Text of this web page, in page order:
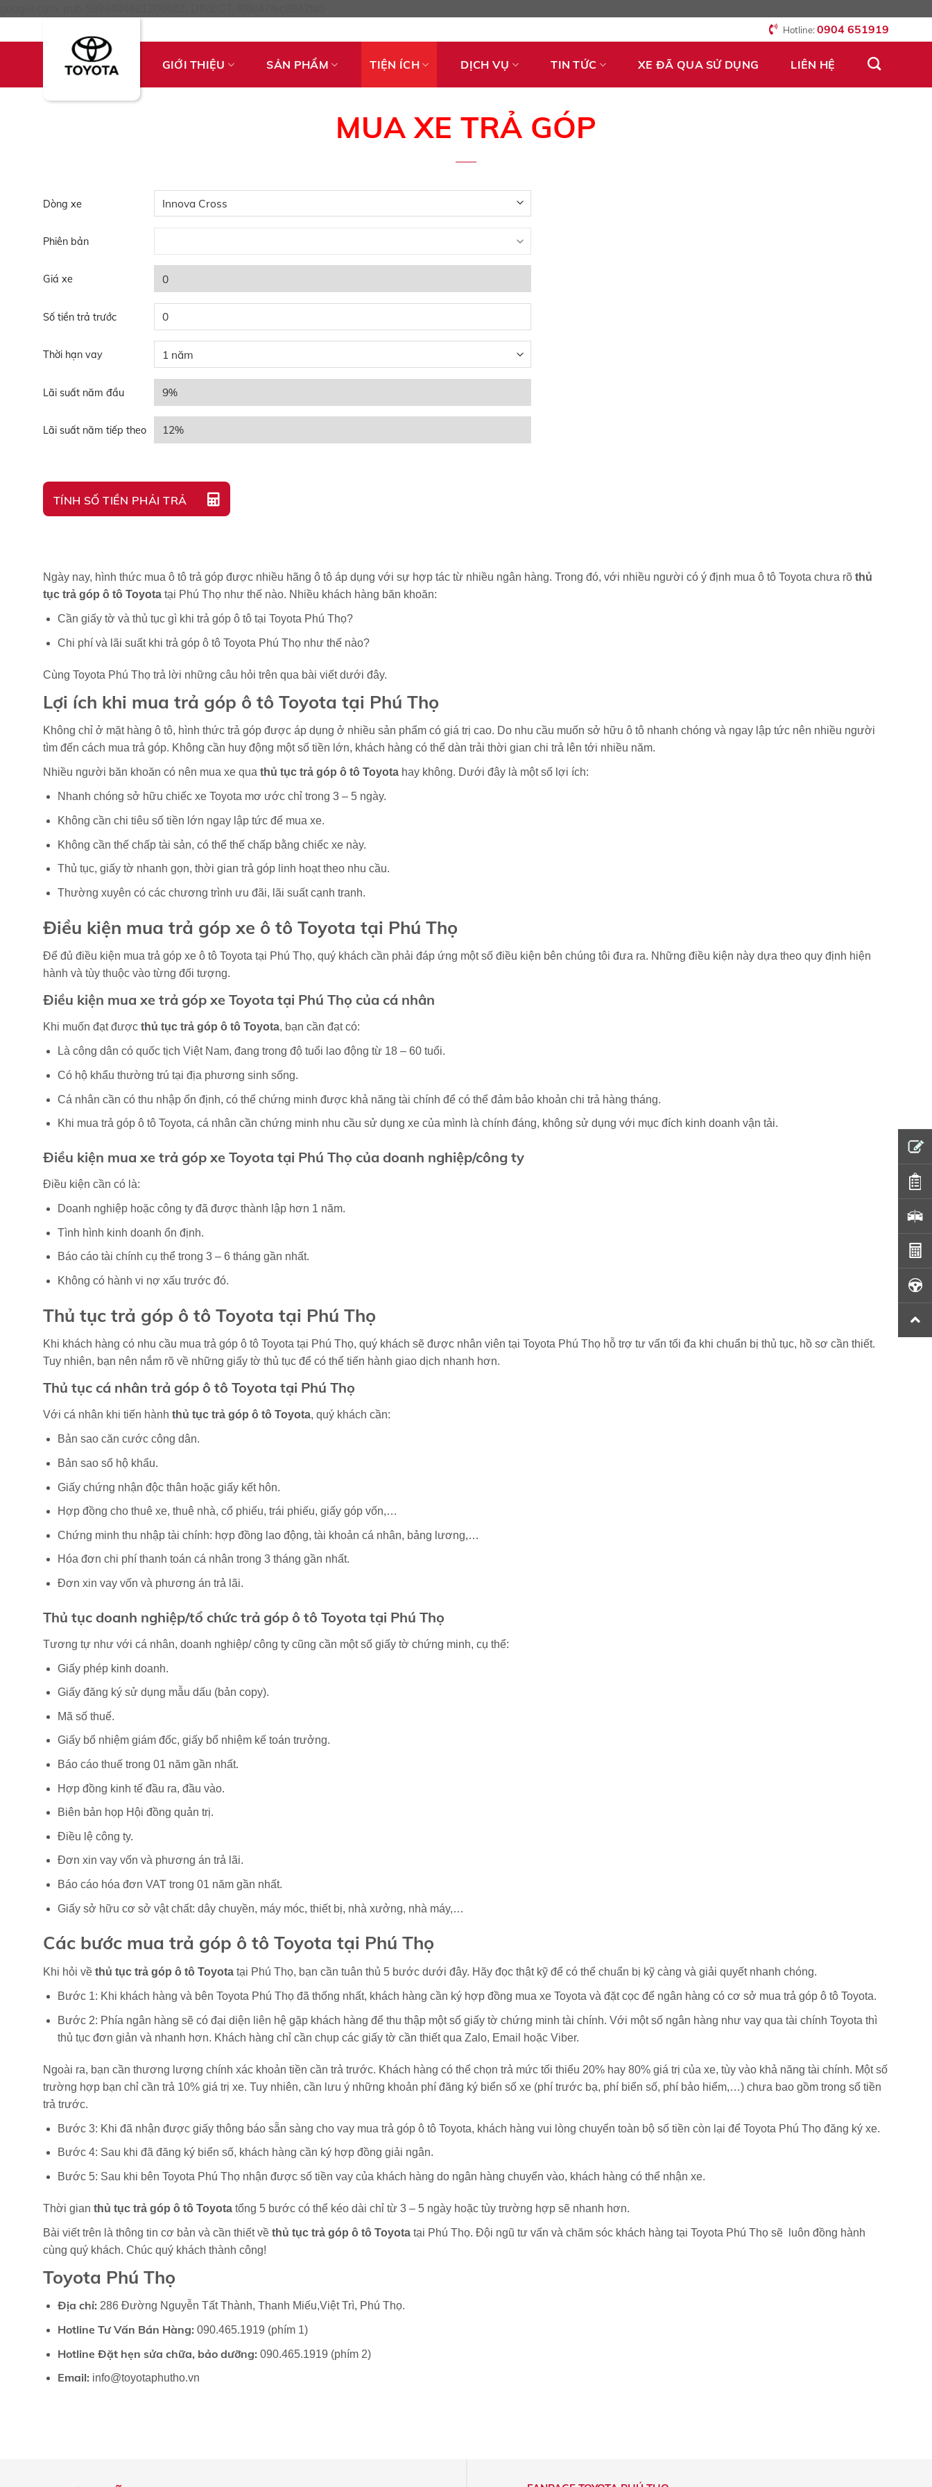
content
Hotline:0904 651919
GIỚI THIỆU SẢN PHẨM TIỆN ÍCH DỊCH VỤ TIN TỨC XE ĐÃ QUA SỬ DỤNG LIÊN HỆ
MUA XE TRẢ GÓP
Dòng xe
Phiên bản
Giá xe
Số tiền trả trước
Thời hạn vay
Lãi suất năm đầu
Lãi suất năm tiếp theo
Ngày nay, hình thức mua ô tô trả góp được nhiều hãng ô tô áp dụng với sự hợp tác từ nhiều ngân hàng. Trong đó, với nhiều người có ý định mua ô tô Toyota chưa rõ thủ
tục trả góp ô tô Toyota tại Phú Thọ như thế nào. Nhiều khách hàng băn khoăn:
Cần giấy tờ và thủ tục gì khi trả góp ô tô tại Toyota Phú Thọ?
Chi phí và lãi suất khi trả góp ô tô Toyota Phú Thọ như thế nào?
Cùng Toyota Phú Thọ trả lời những câu hỏi trên qua bài viết dưới đây.
Lợi ích khi mua trả góp ô tô Toyota tại Phú Thọ
Không chỉ ở mặt hàng ô tô, hình thức trả góp được áp dụng ở nhiều sản phẩm có giá trị cao. Do nhu cầu muốn sở hữu ô tô nhanh chóng và ngay lập tức nên nhiều người
tìm đến cách mua trả góp. Không cần huy động một số tiền lớn, khách hàng có thể dàn trải thời gian chi trả lên tới nhiều năm.
Nhiều người băn khoăn có nên mua xe qua thủ tục trả góp ô tô Toyota hay không. Dưới đây là một số lợi ích:
Nhanh chóng sở hữu chiếc xe Toyota mơ ước chỉ trong 3 – 5 ngày.
Không cần chi tiêu số tiền lớn ngay lập tức để mua xe.
Không cần thế chấp tài sản, có thể thế chấp bằng chiếc xe này.
Thủ tục, giấy tờ nhanh gọn, thời gian trả góp linh hoạt theo nhu cầu.
Thường xuyên có các chương trình ưu đãi, lãi suất cạnh tranh.
Điều kiện mua trả góp xe ô tô Toyota tại Phú Thọ
Để đủ điều kiện mua trả góp xe ô tô Toyota tại Phú Thọ, quý khách cần phải đáp ứng một số điều kiện bên chúng tôi đưa ra. Những điều kiện này dựa theo quy định hiện
hành và tùy thuộc vào từng đối tượng.
Điều kiện mua xe trả góp xe Toyota tại Phú Thọ của cá nhân
Khi muốn đạt được thủ tục trả góp ô tô Toyota, bạn cần đạt có:
Là công dân có quốc tịch Việt Nam, đang trong độ tuổi lao động từ 18 – 60 tuổi.
Có hộ khẩu thường trú tại địa phương sinh sống.
Cá nhân cần có thu nhập ổn định, có thể chứng minh được khả năng tài chính để có thể đảm bảo khoản chi trả hàng tháng.
Khi mua trả góp ô tô Toyota, cá nhân cần chứng minh nhu cầu sử dụng xe của mình là chính đáng, không sử dụng với mục đích kinh doanh vận tải.
Điều kiện mua xe trả góp xe Toyota tại Phú Thọ của doanh nghiệp/công ty
Điều kiện cần có là:
Doanh nghiệp hoặc công ty đã được thành lập hơn 1 năm.
Tình hình kinh doanh ổn định.
Báo cáo tài chính cụ thể trong 3 – 6 tháng gần nhất.
Không có hành vi nợ xấu trước đó.
Thủ tục trả góp ô tô Toyota tại Phú Thọ
Khi khách hàng có nhu cầu mua trả góp ô tô Toyota tại Phú Thọ, quý khách sẽ được nhân viên tại Toyota Phú Thọ hỗ trợ tư vấn tối đa khi chuẩn bị thủ tục, hồ sơ cần thiết.
Tuy nhiên, bạn nên nắm rõ về những giấy tờ thủ tục để có thể tiến hành giao dịch nhanh hơn.
Thủ tục cá nhân trả góp ô tô Toyota tại Phú Thọ
Với cá nhân khi tiến hành thủ tục trả góp ô tô Toyota, quý khách cần:
Bản sao căn cước công dân.
Bản sao sổ hộ khẩu.
Giấy chứng nhận độc thân hoặc giấy kết hôn.
Hợp đồng cho thuê xe, thuê nhà, cổ phiếu, trái phiếu, giấy góp vốn,…
Chứng minh thu nhập tài chính: hợp đồng lao động, tài khoản cá nhân, bảng lương,…
Hóa đơn chi phí thanh toán cá nhân trong 3 tháng gần nhất.
Đơn xin vay vốn và phương án trả lãi.
Thủ tục doanh nghiệp/tổ chức trả góp ô tô Toyota tại Phú Thọ
Tương tự như với cá nhân, doanh nghiệp/ công ty cũng cần một số giấy tờ chứng minh, cụ thể:
Giấy phép kinh doanh.
Giấy đăng ký sử dụng mẫu dấu (bản copy).
Mã số thuế.
Giấy bổ nhiệm giám đốc, giấy bổ nhiệm kế toán trưởng.
Báo cáo thuế trong 01 năm gần nhất.
Hợp đồng kinh tế đầu ra, đầu vào.
Biên bản họp Hội đồng quản trị.
Điều lệ công ty.
Đơn xin vay vốn và phương án trả lãi.
Báo cáo hóa đơn VAT trong 01 năm gần nhất.
Giấy sở hữu cơ sở vật chất: dây chuyền, máy móc, thiết bị, nhà xưởng, nhà máy,…
Các bước mua trả góp ô tô Toyota tại Phú Thọ
Khi hỏi về thủ tục trả góp ô tô Toyota tại Phú Thọ, bạn cần tuân thủ 5 bước dưới đây. Hãy đọc thật kỹ để có thể chuẩn bị kỹ càng và giải quyết nhanh chóng.
Bước 1: Khi khách hàng và bên Toyota Phú Thọ đã thống nhất, khách hàng cần ký hợp đồng mua xe Toyota và đặt cọc để ngân hàng có cơ sở mua trả góp ô tô Toyota.
Bước 2: Phía ngân hàng sẽ có đại diện liên hệ gặp khách hàng để thu thập một số giấy tờ chứng minh tài chính. Với một số ngân hàng như vay qua tài chính Toyota thì
thủ tục đơn giản và nhanh hơn. Khách hàng chỉ cần chụp các giấy tờ cần thiết qua Zalo, Email hoặc Viber.
Ngoài ra, bạn cần thương lượng chính xác khoản tiền cần trả trước. Khách hàng có thể chọn trả mức tối thiểu 20% hay 80% giá trị của xe, tùy vào khả năng tài chính. Một số
trường hợp bạn chỉ cần trả 10% giá trị xe. Tuy nhiên, cần lưu ý những khoản phí đăng ký biển số xe (phí trước bạ, phí biển số, phí bảo hiểm,…) chưa bao gồm trong số tiền
trả trước.
Bước 3: Khi đã nhận được giấy thông báo sẵn sàng cho vay mua trả góp ô tô Toyota, khách hàng vui lòng chuyển toàn bộ số tiền còn lại để Toyota Phú Thọ đăng ký xe.
Bước 4: Sau khi đã đăng ký biển số, khách hàng cần ký hợp đồng giải ngân.
Bước 5: Sau khi bên Toyota Phú Thọ nhận được số tiền vay của khách hàng do ngân hàng chuyển vào, khách hàng có thể nhận xe.
Thời gian thủ tục trả góp ô tô Toyota tổng 5 bước có thể kéo dài chỉ từ 3 – 5 ngày hoặc tùy trường hợp sẽ nhanh hơn.
Bài viết trên là thông tin cơ bản và cần thiết về thủ tục trả góp ô tô Toyota tại Phú Thọ. Đội ngũ tư vấn và chăm sóc khách hàng tại Toyota Phú Thọ sẽ luôn đồng hành
cùng quý khách. Chúc quý khách thành công!
Toyota Phú Thọ
Địa chỉ:286 Đường Nguyễn Tất Thành, Thanh Miếu,Việt Trì, Phú Thọ.
Hotline Tư Vấn Bán Hàng:090.465.1919 (phím 1)
Hotline Đặt hẹn sửa chữa, bảo dưỡng:090.465.1919 (phím 2)
Email:info@toyotaphutho.vn